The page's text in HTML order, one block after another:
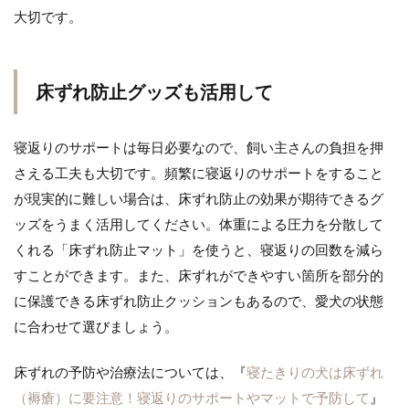
大切です。
床ずれ防止グッズも活用して
寝返りのサポートは毎日必要なので、飼い主さんの負担を押
さえる工夫も大切です。頻繁に寝返りのサポートをすること
が現実的に難しい場合は、床ずれ防止の効果が期待できるグ
ッズをうまく活用してください。体重による圧力を分散して
くれる「床ずれ防止マット」を使うと、寝返りの回数を減ら
すことができます。また、床ずれができやすい箇所を部分的
に保護できる床ずれ防止クッションもあるので、愛犬の状態
に合わせて選びましょう。
床ずれの予防や治療法については、『寝たきりの犬は床ずれ
（褥瘡）に要注意！寝返りのサポートやマットで予防して 』